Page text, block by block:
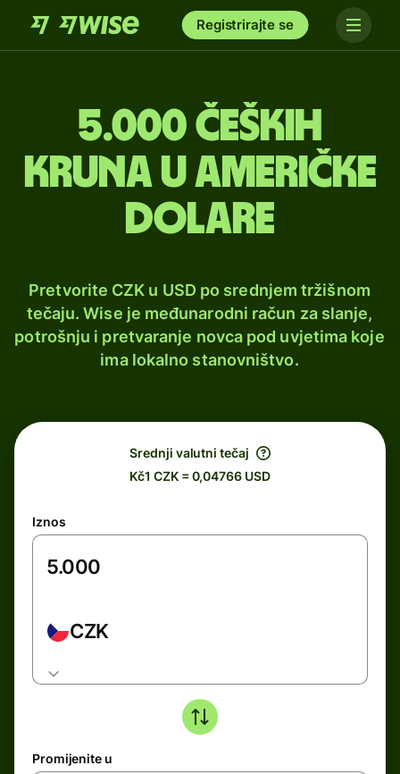
Registrirajte se
5.000 čeških
kruna u američke
dolare
Pretvorite CZK u USD po srednjem tržišnom
tečaju. Wise je međunarodni račun za slanje,
potrošnju i pretvaranje novca pod uvjetima koje
ima lokalno stanovništvo.
Srednji valutni tečaj
Kč1 CZK = 0,04766 USD
Iznos
CZK
Promijenite u